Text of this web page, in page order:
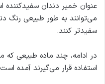
عنوان خمیر دندان سفیدکننده
می‌توانند به طور طبیعی رنگ
سفیدتر کنند.
در ادامه، چند ماده طبیعی که
استفاده قرار می‌گیرند آمده